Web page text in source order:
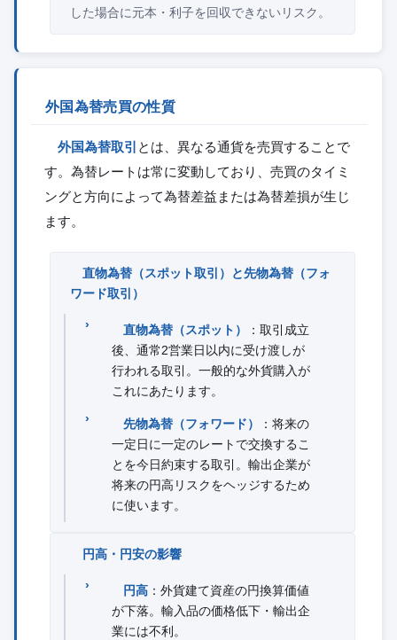
した場合に元本・利子を回収できないリスク。
外国為替売買の性質
外国為替取引 とは、異なる通貨を売買することで
す。為替レートは常に変動しており、売買のタイミ
ングと方向によって為替差益または為替差損が生じ
ます。
直物為替（スポット取引）と先物為替（フォ
ワード取引）
直物為替（スポット）
：取引成立
後、通常2営業日以内に受け渡しが
行われる取引。一般的な外貨購入が
これにあたります。
先物為替（フォワード）
：将来の
一定日に一定のレートで交換するこ
とを今日約束する取引。輸出企業が
将来の円高リスクをヘッジするため
に使います。
円高・円安の影響
円高 ：外貨建て資産の円換算価値
が下落。輸入品の価格低下・輸出企
業には不利。